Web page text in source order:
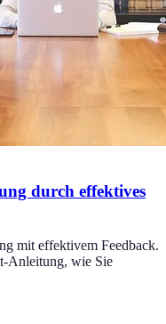
durch effektives
mit effektivem Feedback.
Anleitung, wie Sie